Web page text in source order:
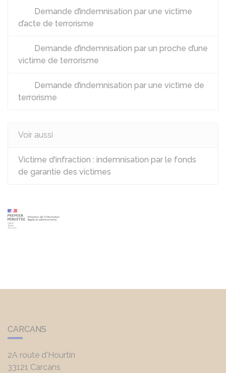
Demande d’indemnisation par une victime
d’acte de terrorisme
Demande d’indemnisation par un proche d’une
victime de terrorisme
Demande d’indemnisation par une victime de
terrorisme
Voir aussi
Victime d'infraction : indemnisation par le fonds
de garantie des victimes
CARCANS
2A route d'Hourtin
33121 Carcans